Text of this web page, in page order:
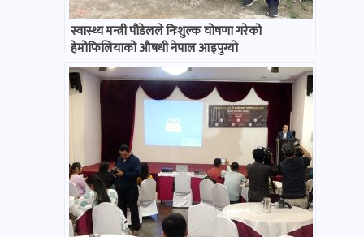
स्वास्थ्य मन्त्री पौडेलले निःशुल्क घोषणा गरेको
हेमोफिलियाको औषधी नेपाल आइपुग्यो